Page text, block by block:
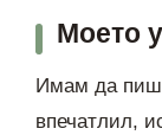
Моето
Имам да
впечатлил,